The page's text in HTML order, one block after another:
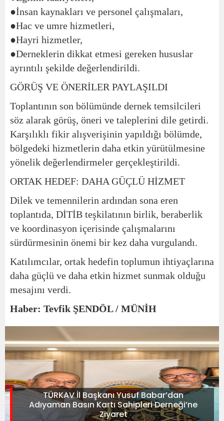
●İnsan kaynakları ve personel çalışmaları,
●Hac ve umre hizmetleri,
●Hayri hizmetler,
●Derneklerin dikkat etmesi gereken hususlar
ayrıntılı şekilde değerlendirildi.
GÖRÜŞ VE ÖNERİLER PAYLAŞILDI
Toplantının son bölümünde dernek temsilcileri
söz alarak görüş, öneri ve taleplerini dile getirdi.
Karşılıklı fikir alışverişinin yapıldığı bölümde,
bölgedeki hizmetlerin daha etkin yürütülmesine
yönelik değerlendirmeler gerçekleştirildi.
ORTAK HEDEF: DAHA GÜÇLÜ HİZMET
Dilek ve temennilerin ardından sona eren
toplantıda, DİTİB teşkilatının birlik, beraberlik
ve koordinasyon içerisinde çalışmalarını
sürdürmesinin önemi bir kez daha vurgulandı.
Katılımcılar, ortak hedefin toplumun ihtiyaçlarına
daha güçlü ve daha etkin hizmet sunmak olduğu
mesajını verdi.
Haber: Tevfik ŞENDÖL / MÜNİH
TÜRKAV İl Başkanı Yusuf Babar’dan
Adıyaman Basın Kartı Sahipleri Derneği’ne
Ziyaret